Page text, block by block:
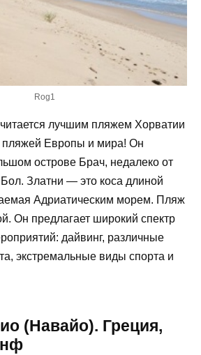
Rog1
лучшим пляжем Хорватии
пляжей Европы и мира! Он
острове Брач, недалеко от
Бол. Златни — это коса длиной
Адриатическим морем. Пляж
Он предлагает широкий спектр
дайвинг, различные
экстремальные виды спорта и
(Навайо). Греция,